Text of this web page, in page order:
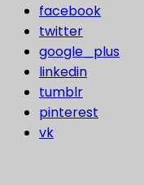
facebook
twitter
google_plus
linkedin
tumblr
pinterest
vk